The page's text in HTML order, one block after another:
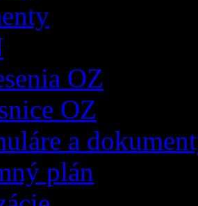
OZ
OZ
a
plán